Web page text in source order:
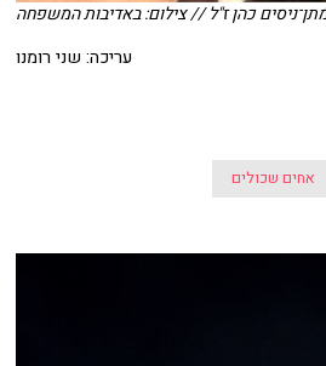
כהן ז"ל // צילום: באדיבות המשפחה
עריכה: שני רומנו
אחים שכולים